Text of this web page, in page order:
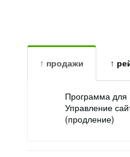
↑ продажи ↑
Программа
Управление
(продление)